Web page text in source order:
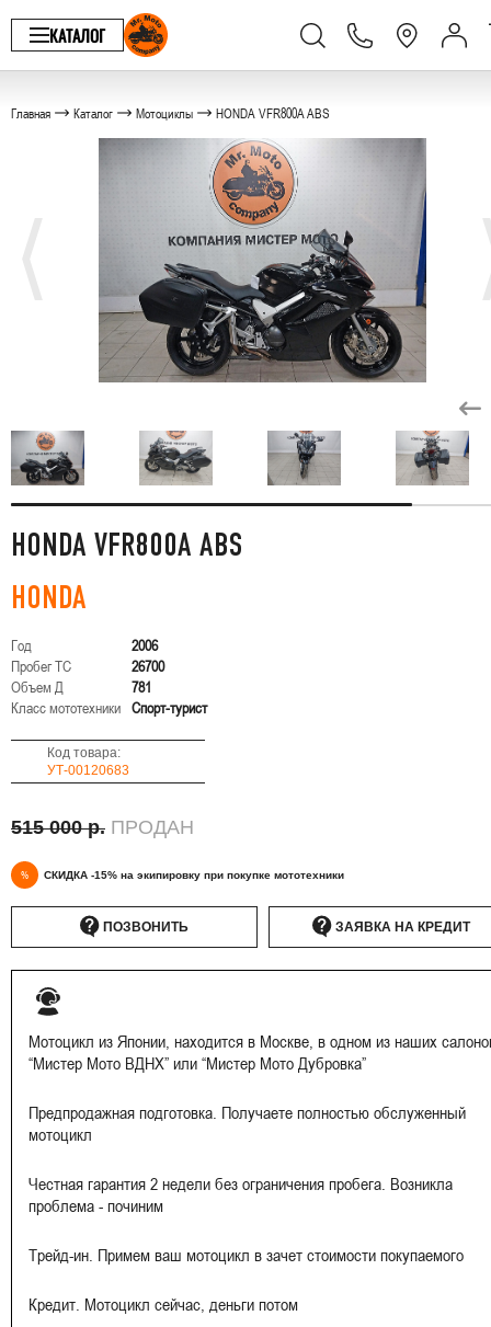
КАТАЛОГ
Главная Каталог Мотоциклы HONDA VFR800A ABS
HONDA VFR800A ABS
HONDA
Год
2006
Пробег ТС
26700
Объем Д
781
Класс мототехники Спорт-турист
Код товара:
УТ-00120683
515 000 р. ПРОДАН
% СКИДКА -15% на экипировку при покупке мототехники
ПОЗВОНИТЬ ЗАЯВКА НА КРЕДИТ
Мотоцикл из Японии, находится в Москве, в одном из наших
“Мистер Мото ВДНХ” или “Мистер Мото Дубровка”
Предпродажная подготовка. Получаете полностью обслуженный
мотоцикл
Честная гарантия 2 недели без ограничения пробега. Возникла
проблема - починим
Трейд-ин. Примем ваш мотоцикл в зачет стоимости покупаемого
Кредит. Мотоцикл сейчас, деньги потом